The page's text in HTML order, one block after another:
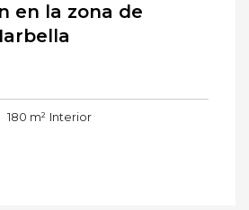
en la zona de
180 m² Interior